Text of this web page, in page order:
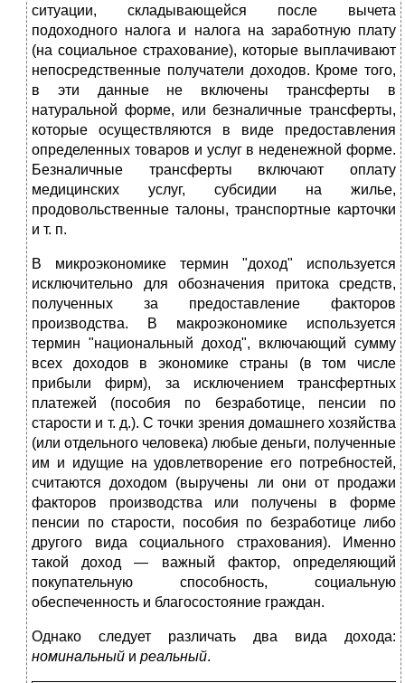
ситуации, складывающейся после вычета
подоходного налога и налога на заработную плату
(на социальное страхование), которые выплачивают
непосредственные получатели доходов. Кроме того,
в эти данные не включены трансферты в
натуральной форме, или безналичные трансферты,
которые осуществляются в виде предоставления
определенных товаров и услуг в неденежной форме.
Безналичные трансферты включают оплату
медицинских услуг, субсидии на жилье,
продовольственные талоны, транспортные карточки
и т. п.
В микроэкономике термин "доход" используется
исключительно для обозначения притока средств,
полученных за предоставление факторов
производства. В макроэкономике используется
термин "национальный доход", включающий сумму
всех доходов в экономике страны (в том числе
прибыли фирм), за исключением трансфертных
платежей (пособия по безработице, пенсии по
старости и т. д.). С точки зрения домашнего хозяйства
(или отдельного человека) любые деньги, полученные
им и идущие на удовлетворение его потребностей,
считаются доходом (выручены ли они от продажи
факторов производства или получены в форме
пенсии по старости, пособия по безработице либо
другого вида социального страхования). Именно
такой доход — важный фактор, определяющий
покупательную способность, социальную
обеспеченность и благосостояние граждан.
Однако следует различать два вида дохода:
номинальный и реальный.